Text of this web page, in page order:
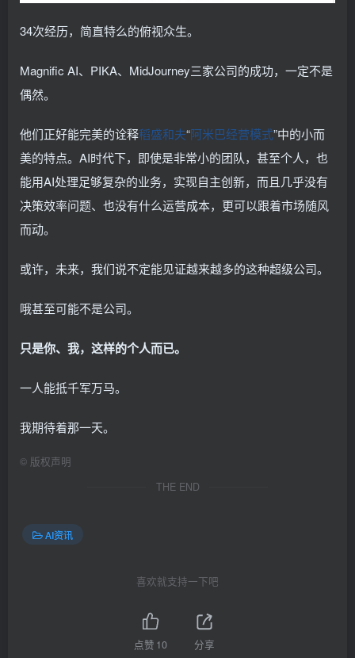
34次经历，简直特么的俯视众生。
Magnific AI、PIKA、MidJourney三家公司的成功，一定不是
偶然。
他们正好能完美的诠释稻盛和夫“阿米巴经营模式”中的小而
美的特点。AI时代下，即使是非常小的团队，甚至个人，也
能用AI处理足够复杂的业务，实现自主创新，而且几乎没有
决策效率问题、也没有什么运营成本，更可以跟着市场随风
而动。
或许，未来，我们说不定能见证越来越多的这种超级公司。
哦甚至可能不是公司。
只是你、我，这样的个人而已。
一人能抵千军万马。
我期待着那一天。
© 版权声明
THE END
AI资讯
喜欢就支持一下吧
点赞 10 分享